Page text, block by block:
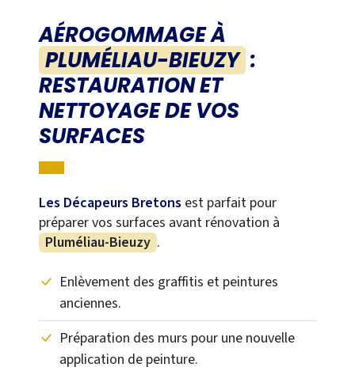
AÉROGOMMAGE À
PLUMÉLIAU-BIEUZY :
RESTAURATION ET
NETTOYAGE DE VOS
SURFACES
Les Décapeurs Bretons est parfait pour
préparer vos surfaces avant rénovation à
Pluméliau-Bieuzy .
Enlèvement des graffitis et peintures
anciennes.
Préparation des murs pour une nouvelle
application de peinture.